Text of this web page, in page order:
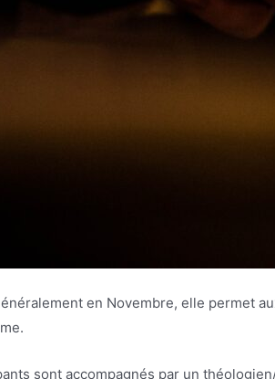
en Novembre, elle permet
sont accompagnés par un